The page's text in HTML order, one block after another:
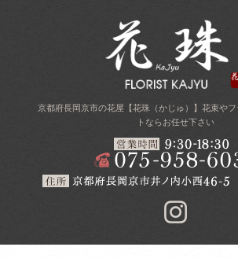
京都府長岡京市の花屋【花珠（かじゅ）】花束や
トならお任せ下さい